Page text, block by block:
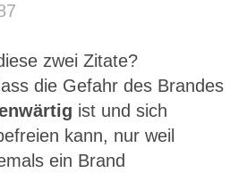
zwei Zitate?
die Gefahr des Brandes
ist und sich
kann, nur weil
ein Brand